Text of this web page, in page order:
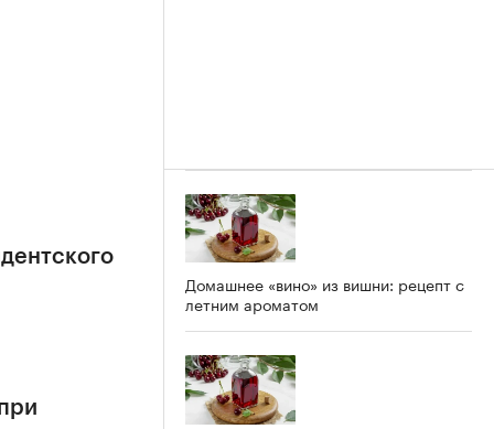
Домашнее «вино» из вишни: рецепт с
летним ароматом